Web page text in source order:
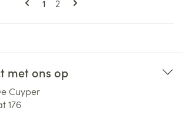
1 2
met ons op
Cuyper
176